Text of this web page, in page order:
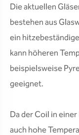
Die aktuellen
bestehen aus
ein
kann höheren
beispielsweise
geeignet.
Da der Coil in
auch hohe